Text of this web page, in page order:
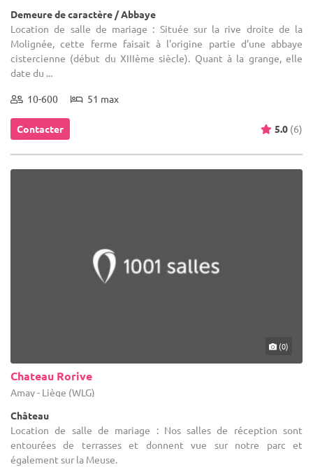
Demeure de caractère / Abbaye
Location de salle de mariage : Située sur la rive droite de la
Molignée, cette ferme faisait à l'origine partie d'une abbaye
cistercienne (début du XIIIème siècle). Quant à la grange, elle
date du ...
10-600 51 max
Contacter 5.0 (6)
(0)
Chateau Rorive
Amay - Liège (WLG)
Château
Location de salle de mariage : Nos salles de réception sont
entourées de terrasses et donnent vue sur notre parc et
également sur la Meuse.